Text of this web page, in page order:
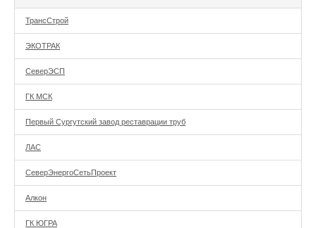
ТрансСтрой
ЭКОТРАК
СеверЭСП
ГК МСК
Первый Сургутский завод реставрации труб
ЛАС
СеверЭнергоСетьПроект
Алкон
ГК ЮГРА